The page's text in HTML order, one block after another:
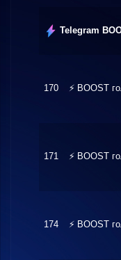
Telegram
170 ⚡ BOOST
171 ⚡ BOOST
174 ⚡ BOOST